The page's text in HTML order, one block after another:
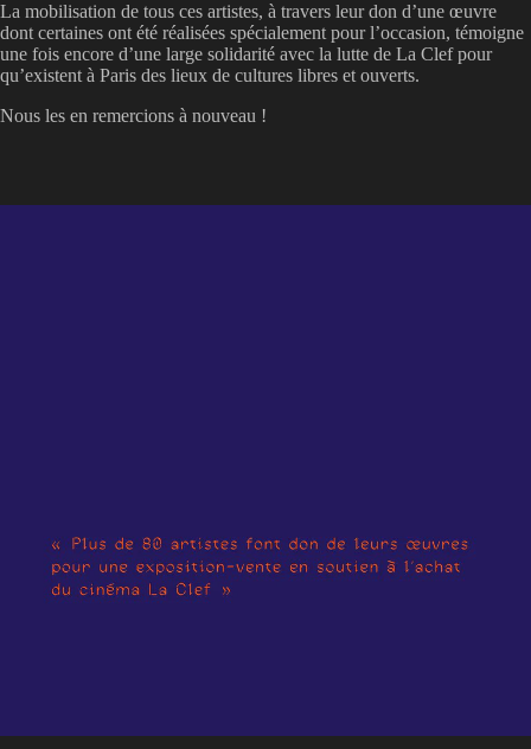
La mobilisation de tous ces artistes, à travers leur don d’une œuvre
dont certaines ont été réalisées spécialement pour l’occasion, témoigne
une fois encore d’une large solidarité avec la lutte de La Clef pour
qu’existent à Paris des lieux de cultures libres et ouverts.
Nous les en remercions à nouveau !